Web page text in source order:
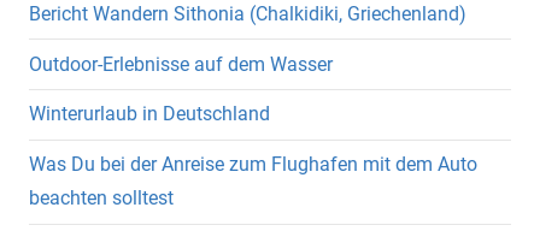
Bericht Wandern Sithonia (Chalkidiki, Griechenland)
Outdoor-Erlebnisse auf dem Wasser
Winterurlaub in Deutschland
Was Du bei der Anreise zum Flughafen mit dem Auto
beachten solltest